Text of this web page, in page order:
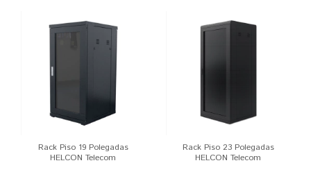
Rack Piso 19 Polegadas
HELCON Telecom
Rack Piso 23 Polegadas
HELCON Telecom